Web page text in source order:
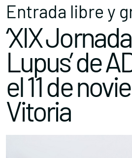
Entrada libre y
‘XIX
Lupus’ de
el 11 de
Vitoria